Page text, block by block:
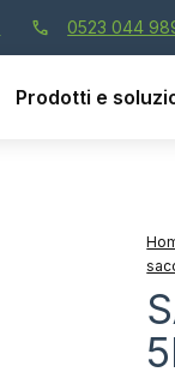
call 0523 044
Prodotti e